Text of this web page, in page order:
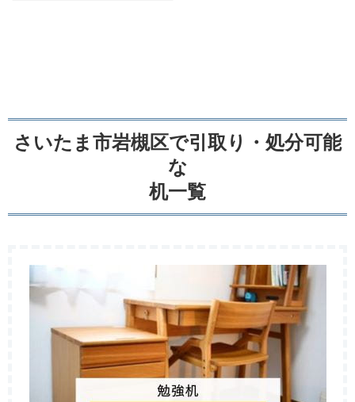
さいたま市岩槻区で引取り・処分可能
な
机一覧